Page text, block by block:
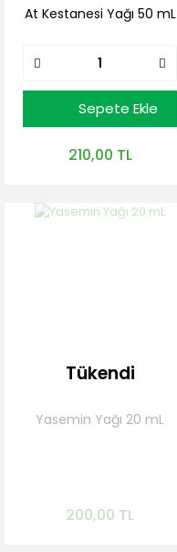
At Kestanesi Yağı 50 mL
Sepete Ekle
210,00 TL
Tükendi
Yasemin Yağı 20 mL
200,00 TL